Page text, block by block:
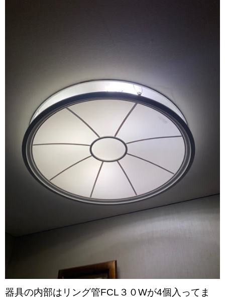
器具の内部はリング管FCL３０Wが4個入ってま